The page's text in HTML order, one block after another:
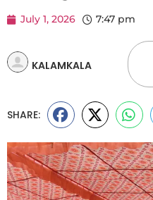
July 1, 2026 7:47 pm
KALAMKALA
SHARE: